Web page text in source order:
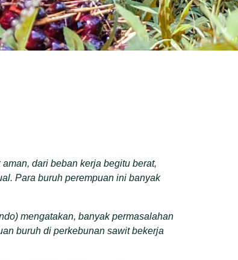
dari beban kerja begitu berat,
Para buruh perempuan ini banyak
mengatakan, banyak permasalahan
buruh di perkebunan sawit bekerja